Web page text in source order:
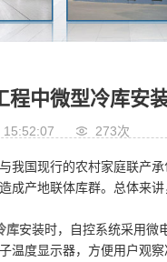
程中微型冷库安
15:52:07 273次
我国现行的农村家庭联产
成产地联体库群。总体来讲
库安装时，自控系统采用微
温度显示器，方便用户观察